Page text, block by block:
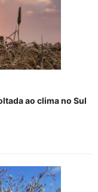
ao clima no Sul